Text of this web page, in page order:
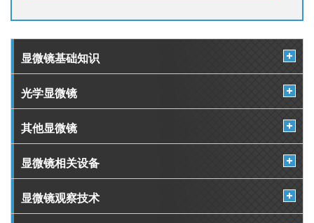
显微镜基础知识
光学显微镜
其他显微镜
显微镜相关设备
显微镜观察技术